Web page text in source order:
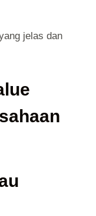
jelas dan